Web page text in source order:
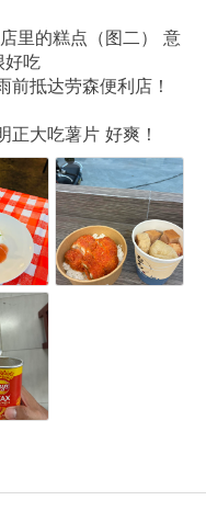
里的糕点（图二）
意
好吃
前抵达劳森便利店！
正大吃薯片 好爽！